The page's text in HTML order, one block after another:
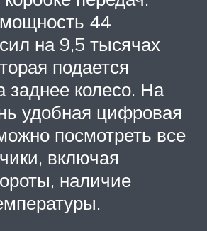
44
на 9,5 тысячах
подается
заднее колесо. На
удобная цифровая
посмотреть все
включая
наличие